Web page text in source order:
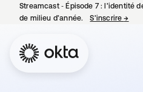
Streamcast ‑ Épisode 7 : l’identité
de milieu d’année.
S’inscrire→